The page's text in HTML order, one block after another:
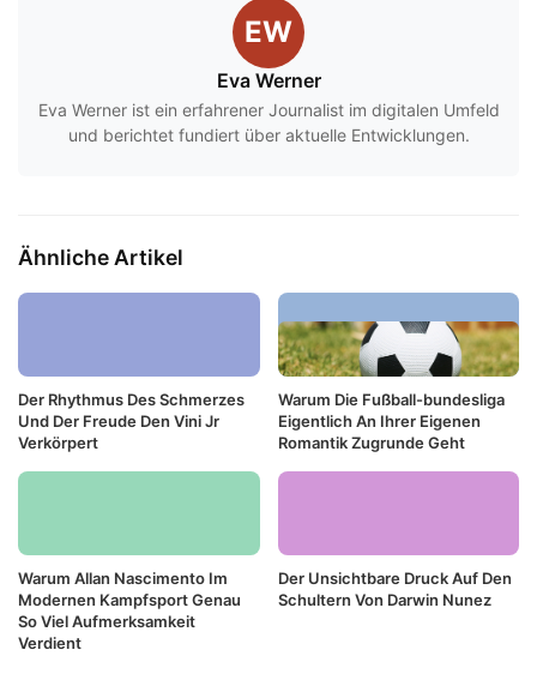
EW
Eva Werner
Eva Werner ist ein erfahrener Journalist im digitalen Umfeld
und berichtet fundiert über aktuelle Entwicklungen.
Ähnliche Artikel
Der Rhythmus Des Schmerzes
Und Der Freude Den Vini Jr
Verkörpert
Warum Die Fußball-bundesliga
Eigentlich An Ihrer Eigenen
Romantik Zugrunde Geht
Warum Allan Nascimento Im
Modernen Kampfsport Genau
So Viel Aufmerksamkeit
Verdient
Der Unsichtbare Druck Auf Den
Schultern Von Darwin Nunez